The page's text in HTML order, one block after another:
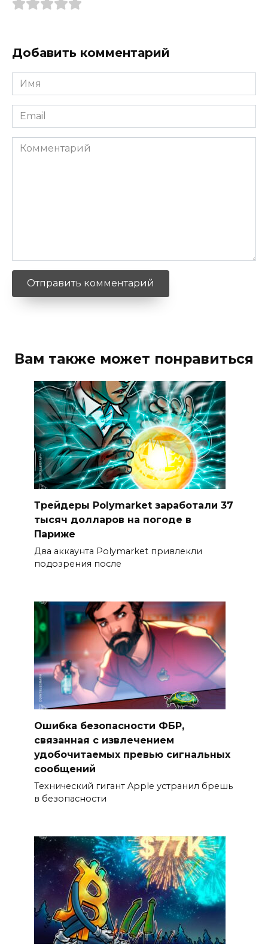
Добавить комментарий
Имя
*
Email
*
Комментарий
Вам также может понравиться
Трейдеры Polymarket заработали 37
тысяч долларов на погоде в
Париже
Два аккаунта Polymarket привлекли
подозрения после
Ошибка безопасности ФБР,
связанная с извлечением
удобочитаемых превью сигнальных
сообщений
Технический гигант Apple устранил брешь
в безопасности